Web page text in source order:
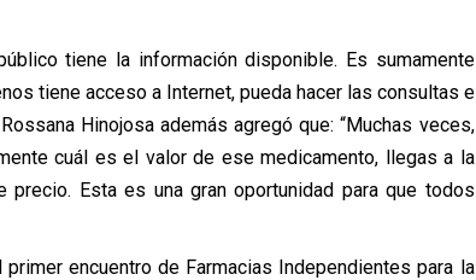
tiene la información disponible. Es sumamente
tiene acceso a Internet, pueda hacer las consultas e
Hinojosa además agregó que: “Muchas veces,
cuál es el valor de ese medicamento, llegas a la
Esta es una gran oportunidad para que todos
encuentro de Farmacias Independientes para la